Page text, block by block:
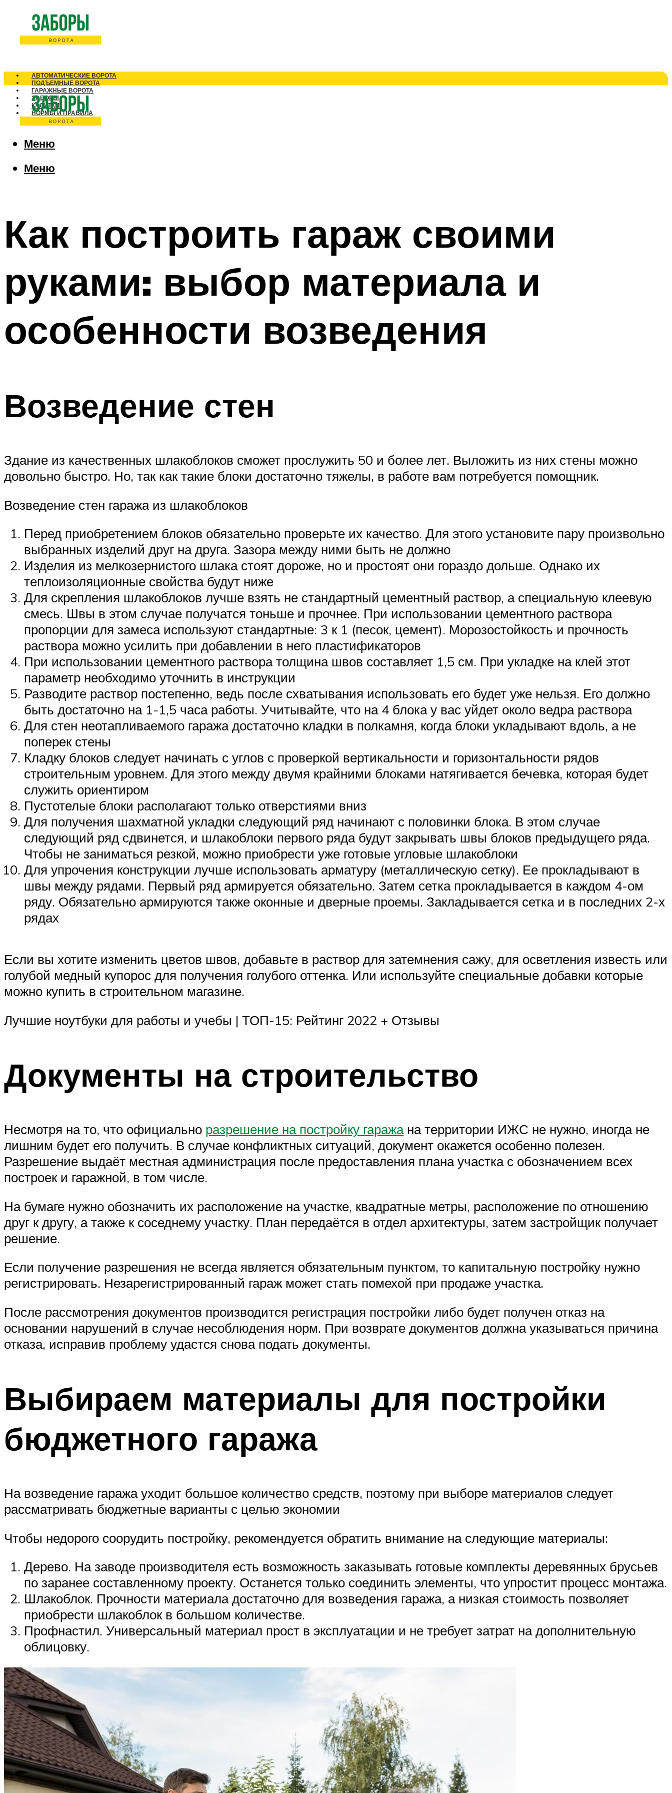
АВТОМАТИЧЕСКИЕ ВОРОТА
ПОДЪЕМНЫЕ ВОРОТА
ГАРАЖНЫЕ ВОРОТА
ЗАБОРЫ
КАЛИТКИ
НОРМЫ И ПРАВИЛА
Меню
Меню
Как построить гараж своими
руками: выбор материала и
особенности возведения
Возведение стен
Здание из качественных шлакоблоков сможет прослужить 50 и более лет. Выложить из них стены можно
довольно быстро. Но, так как такие блоки достаточно тяжелы, в работе вам потребуется помощник.
Возведение стен гаража из шлакоблоков
Перед приобретением блоков обязательно проверьте их качество. Для этого установите пару произвольно
выбранных изделий друг на друга. Зазора между ними быть не должно
Изделия из мелкозернистого шлака стоят дороже, но и простоят они гораздо дольше. Однако их
теплоизоляционные свойства будут ниже
Для скрепления шлакоблоков лучше взять не стандартный цементный раствор, а специальную клеевую
смесь. Швы в этом случае получатся тоньше и прочнее. При использовании цементного раствора
пропорции для замеса используют стандартные: 3 к 1 (песок, цемент). Морозостойкость и прочность
раствора можно усилить при добавлении в него пластификаторов
При использовании цементного раствора толщина швов составляет 1,5 см. При укладке на клей этот
параметр необходимо уточнить в инструкции
Разводите раствор постепенно, ведь после схватывания использовать его будет уже нельзя. Его должно
быть достаточно на 1-1,5 часа работы. Учитывайте, что на 4 блока у вас уйдет около ведра раствора
Для стен неотапливаемого гаража достаточно кладки в полкамня, когда блоки укладывают вдоль, а не
поперек стены
Кладку блоков следует начинать с углов с проверкой вертикальности и горизонтальности рядов
строительным уровнем. Для этого между двумя крайними блоками натягивается бечевка, которая будет
служить ориентиром
Пустотелые блоки располагают только отверстиями вниз
Для получения шахматной укладки следующий ряд начинают с половинки блока. В этом случае
следующий ряд сдвинется, и шлакоблоки первого ряда будут закрывать швы блоков предыдущего ряда.
Чтобы не заниматься резкой, можно приобрести уже готовые угловые шлакоблоки
Для упрочения конструкции лучше использовать арматуру (металлическую сетку). Ее прокладывают в
швы между рядами. Первый ряд армируется обязательно. Затем сетка прокладывается в каждом 4-ом
ряду. Обязательно армируются также оконные и дверные проемы. Закладывается сетка и в последних 2-х
рядах
Если вы хотите изменить цветов швов, добавьте в раствор для затемнения сажу, для осветления известь или
голубой медный купорос для получения голубого оттенка. Или используйте специальные добавки которые
можно купить в строительном магазине.
Лучшие ноутбуки для работы и учебы | ТОП-15: Рейтинг 2022 + Отзывы
Документы на строительство
Несмотря на то, что официально разрешение на постройку гаражана территории ИЖС не нужно, иногда не
лишним будет его получить. В случае конфликтных ситуаций, документ окажется особенно полезен.
Разрешение выдаёт местная администрация после предоставления плана участка с обозначением всех
построек и гаражной, в том числе.
На бумаге нужно обозначить их расположение на участке, квадратные метры, расположение по отношению
друг к другу, а также к соседнему участку. План передаётся в отдел архитектуры, затем застройщик получает
решение.
Если получение разрешения не всегда является обязательным пунктом, то капитальную постройку нужно
регистрировать. Незарегистрированный гараж может стать помехой при продаже участка.
После рассмотрения документов производится регистрация постройки либо будет получен отказ на
основании нарушений в случае несоблюдения норм. При возврате документов должна указываться причина
отказа, исправив проблему удастся снова подать документы.
Выбираем материалы для постройки
бюджетного гаража
На возведение гаража уходит большое количество средств, поэтому при выборе материалов следует
рассматривать бюджетные варианты с целью экономии
Чтобы недорого соорудить постройку, рекомендуется обратить внимание на следующие материалы:
Дерево. На заводе производителя есть возможность заказывать готовые комплекты деревянных брусьев
по заранее составленному проекту. Останется только соединить элементы, что упростит процесс монтажа.
Шлакоблок. Прочности материала достаточно для возведения гаража, а низкая стоимость позволяет
приобрести шлакоблок в большом количестве.
Профнастил. Универсальный материал прост в эксплуатации и не требует затрат на дополнительную
облицовку.